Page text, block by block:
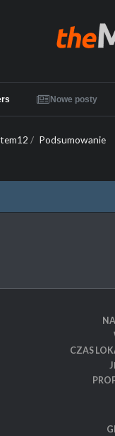
Nowe posty
/ Podsumowanie
CZAS